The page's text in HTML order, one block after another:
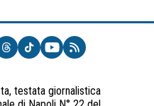
testata giornalistica